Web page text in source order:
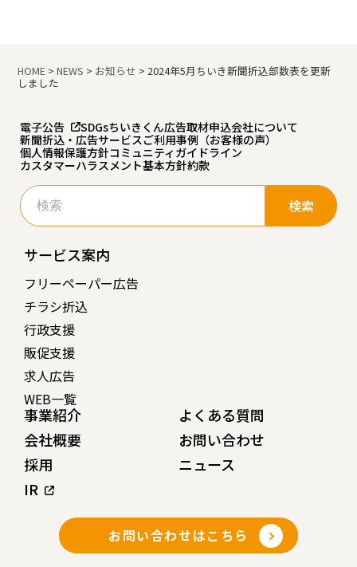
HOME >NEWS > お知らせ >2024年5月ちいき新聞折込部数表を更新
しました
電子公告 SDGsちいきくん広告取材申込会社について
新聞折込・広告サービスご利用事例（お客様の声）
個人情報保護方針コミュニティガイドライン
カスタマーハラスメント基本方針約款
検
索:
サービス案内
フリーペーパー広告
チラシ折込
行政支援
販促支援
求人広告
WEB一覧
事業紹介
会社概要
採用
IR
よくある質問
お問い合わせ
ニュース
お問い合わせはこちら